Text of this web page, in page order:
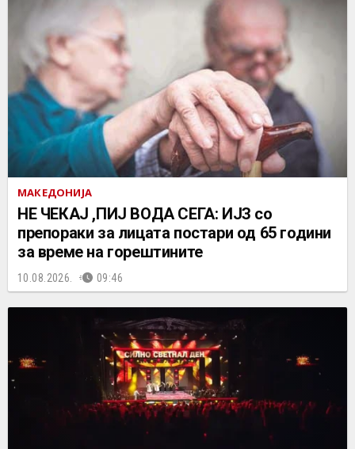
МАКЕДОНИЈА
НЕ ЧEКАЈ ,ПИЈ ВОДА СЕГА: ИЈЗ со
препораки за лицата постари од 65 години
за време на горештините
10.08.2026. 09:46